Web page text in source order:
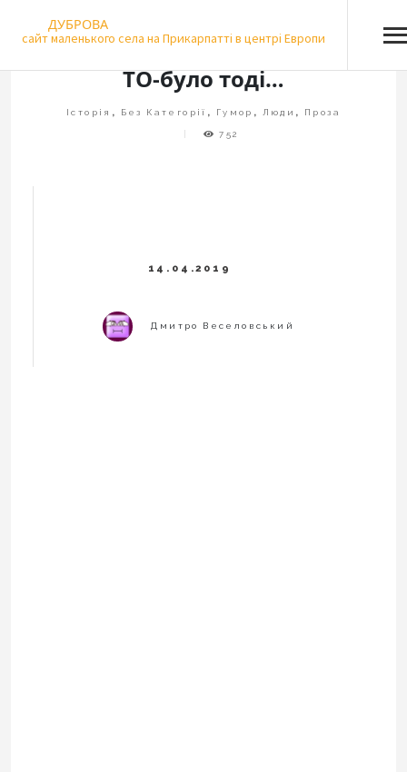
ДУБРОВА
сайт маленького села на Прикарпатті в центрі Европи
ТО-було тоді…
Історія , Без Категорії , Гумор , Люди , Проза
752